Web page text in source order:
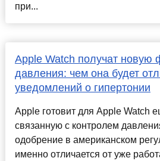
при...
Apple Watch получат новую
давления: чем она будет
уведомлений о гипертонии
Apple готовит для Apple Watch
связанную с контролем
одобрение в американском
именно отличается от уже